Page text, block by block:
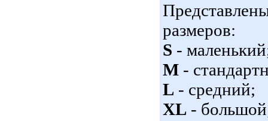
размеров:
S -
M -
L - средний;
XL -